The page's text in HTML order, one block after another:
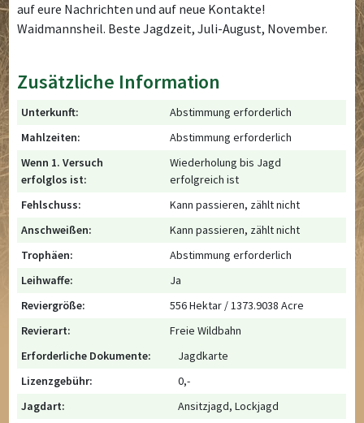
auf eure Nachrichten und auf neue Kontakte!
Waidmannsheil. Beste Jagdzeit, Juli-August, November.
Zusätzliche Information
Unterkunft:
Abstimmung erforderlich
Mahlzeiten:
Abstimmung erforderlich
Wenn 1. Versuch
erfolglos ist:
Wiederholung bis Jagd
erfolgreich ist
Fehlschuss:
Kann passieren, zählt nicht
Anschweißen:
Kann passieren, zählt nicht
Trophäen:
Abstimmung erforderlich
Leihwaffe:
Ja
Reviergröße:
556 Hektar / 1373.9038 Acre
Revierart:
Freie Wildbahn
Erforderliche Dokumente:
Jagdkarte
Lizenzgebühr:
0,-
Jagdart:
Ansitzjagd, Lockjagd